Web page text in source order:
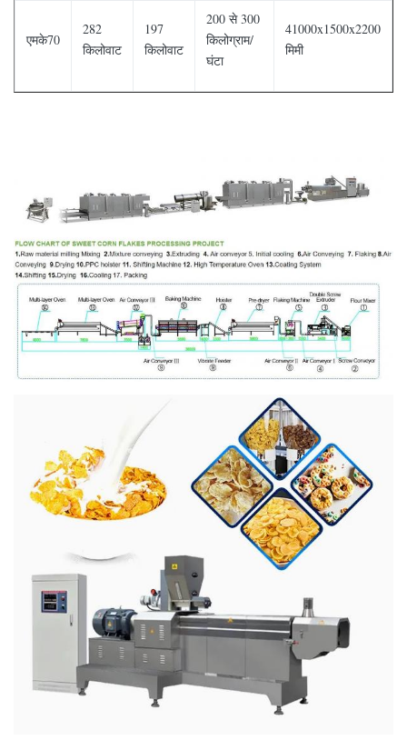
एमके70
282
किलोवाट
197
किलोवाट
200 से 300
किलोग्राम/
घंटा
41000x1500x2200
मिमी